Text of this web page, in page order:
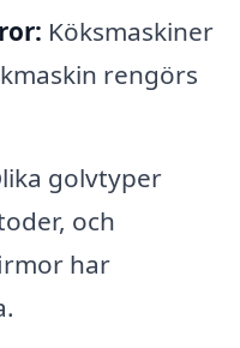
Köksmaskiner
rengörs
golvtyper
och
har